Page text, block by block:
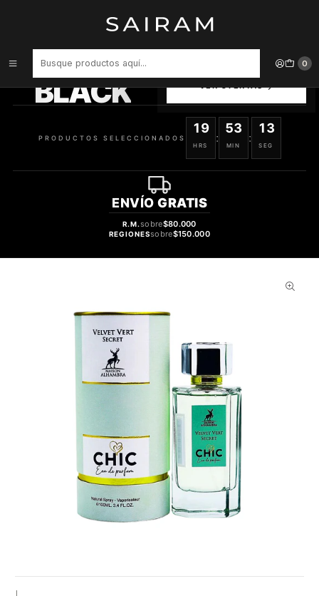
0
Perfume Maison Alhambra Chic Velvet Vert Secret Mujer Edp 100 ml
BLACK
SELECCIONADOS
PRODUCTOS SELECCIONADOS
19
HRS
:
53
MIN
:
13
SEG
ENVÍO GRATIS
R.M.sobre$80.000
REGIONESsobre$150.000